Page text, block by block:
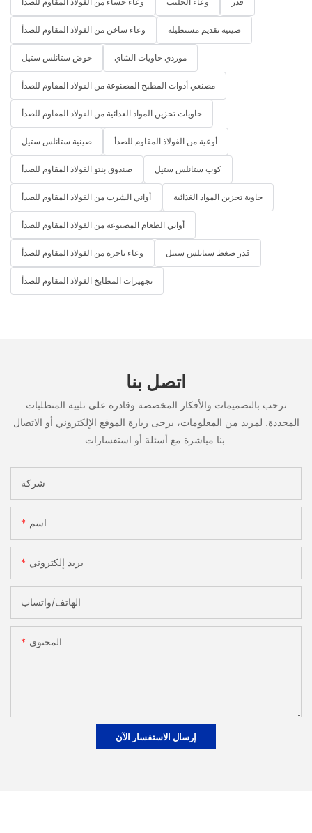
وعاء ساخن من الفولاذ المقاوم للصدأ صينية تقديم مستطيلة
حوض ستانلس ستيل موردي حاويات الشاي
مصنعي أدوات المطبخ المصنوعة من الفولاذ المقاوم للصدأ
حاويات تخزين المواد الغذائية من الفولاذ المقاوم للصدأ
صينية ستانلس ستيل أوعية من الفولاذ المقاوم للصدأ
صندوق بنتو الفولاذ المقاوم للصدأ كوب ستانلس ستيل
أواني الشرب من الفولاذ المقاوم للصدأ حاوية تخزين المواد الغذائية
أواني الطعام المصنوعة من الفولاذ المقاوم للصدأ
وعاء باخرة من الفولاذ المقاوم للصدأ قدر ضغط ستانلس ستيل
تجهيزات المطابخ الفولاذ المقاوم للصدأ
اتصل بنا
نرحب بالتصميمات والأفكار المخصصة وقادرة على تلبية المتطلبات
المحددة. لمزيد من المعلومات، يرجى زيارة الموقع الإلكتروني أو الاتصال
شركة
اسم
بريد إلكتروني
الهاتف/واتساب
المحتوى
إرسال الاستفسار الآن